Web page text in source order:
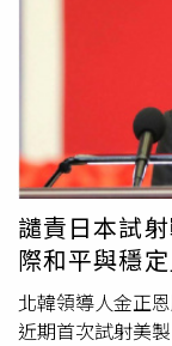
譴責日本試
際和平與穩
北韓領導人金正
近期首次試射美